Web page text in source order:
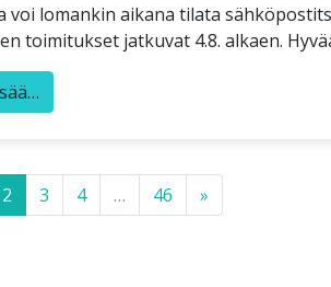
voi lomankin aikana tilata
toimitukset jatkuvat 4.8. alkaen.
2 3 4 … 46 »